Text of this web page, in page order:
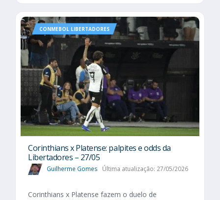
CONMEBOL LIBERTADORES
Corinthians x Platense: palpites e odds da
Libertadores – 27/05
Guilherme Gomes Última atualização: 27/05/2026
Corinthians x Platense fazem o duelo de